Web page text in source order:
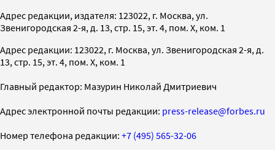
Адрес редакции, издателя: 123022, г. Москва, ул.
Звенигородская 2-я, д. 13, стр. 15, эт. 4, пом. X, ком. 1
Адрес редакции: 123022, г. Москва, ул. Звенигородская 2-я, д.
13, стр. 15, эт. 4, пом. X, ком. 1
Главный редактор: Мазурин Николай Дмитриевич
Адрес электронной почты редакции: press-release@forbes.ru
Номер телефона редакции: +7 (495) 565-32-06